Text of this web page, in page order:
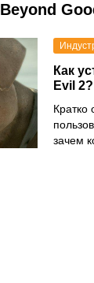
Как
Evil 2?
Кратко
зачем